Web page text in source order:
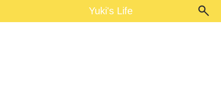
Yuki's LifeYuki's Life